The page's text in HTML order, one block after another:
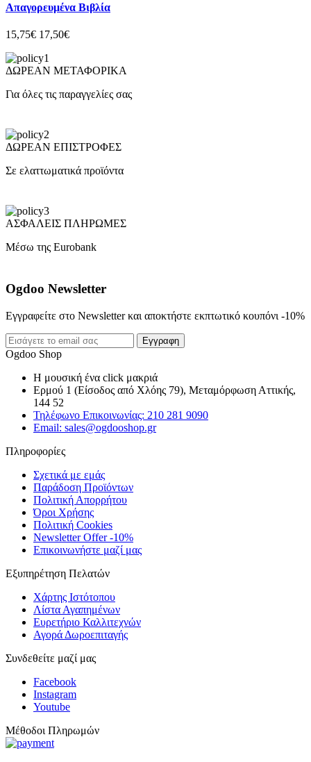
Απαγορευμένα Βιβλία
15,75€ 17,50€
ΔΩΡΕΑΝ ΜΕΤΑΦΟΡΙΚΑ
Για όλες τις παραγγελίες σας
ΔΩΡΕΑΝ ΕΠΙΣΤΡΟΦΕΣ
Σε ελαττωματικά προϊόντα
ΑΣΦΑΛΕΙΣ ΠΛΗΡΩΜΕΣ
Μέσω της Eurobank
Ogdoo Newsletter
Εγγραφείτε στο Newsletter και αποκτήστε εκπτωτικό κουπόνι -10%
Εγγραφη
Ogdoo Shop
Η μουσική ένα click μακριά
Ερμού 1 (Είσοδος από Χλόης 79), Μεταμόρφωση Αττικής,
144 52
Τηλέφωνο Επικοινωνίας: 210 281 9090
Email: sales@ogdooshop.gr
Πληροφορίες
Σχετικά με εμάς
Παράδοση Προϊόντων
Πολιτική Απορρήτου
Όροι Χρήσης
Πολιτική Cookies
Newsletter Offer -10%
Επικοινωνήστε μαζί μας
Εξυπηρέτηση Πελατών
Χάρτης Ιστότοπου
Λίστα Αγαπημένων
Ευρετήριο Καλλιτεχνών
Αγορά Δωροεπιταγής
Συνδεθείτε μαζί μας
Facebook
Instagram
Youtube
Μέθοδοι Πληρωμών